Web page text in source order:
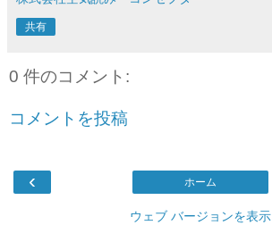
共有
0 件のコメント:
コメントを投稿
‹ ホーム
ウェブ バージョンを表示